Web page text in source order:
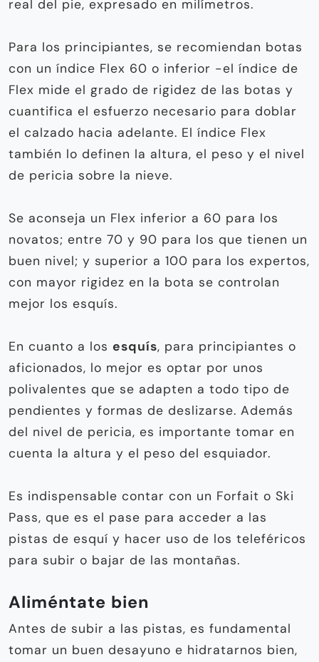
real del pie, expresado en milímetros.
Para los principiantes, se recomiendan botas
con un índice Flex 60 o inferior -el índice de
Flex mide el grado de rigidez de las botas y
cuantifica el esfuerzo necesario para doblar
el calzado hacia adelante. El índice Flex
también lo definen la altura, el peso y el nivel
de pericia sobre la nieve.
Se aconseja un Flex inferior a 60 para los
novatos; entre 70 y 90 para los que tienen un
buen nivel; y superior a 100 para los expertos,
con mayor rigidez en la bota se controlan
mejor los esquís.
En cuanto a los esquís, para principiantes o
aficionados, lo mejor es optar por unos
polivalentes que se adapten a todo tipo de
pendientes y formas de deslizarse. Además
del nivel de pericia, es importante tomar en
cuenta la altura y el peso del esquiador.
Es indispensable contar con un Forfait o Ski
Pass, que es el pase para acceder a las
pistas de esquí y hacer uso de los teleféricos
para subir o bajar de las montañas.
Aliméntate bien
Antes de subir a las pistas, es fundamental
tomar un buen desayuno e hidratarnos bien,